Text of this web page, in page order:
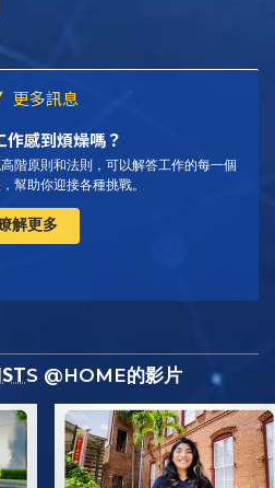
更多訊息
作感到煩燥嗎？
階原則和法則，可以解答工作的每一個
幫助你迎接各種挑戰。
解更多
S @HOME的影片